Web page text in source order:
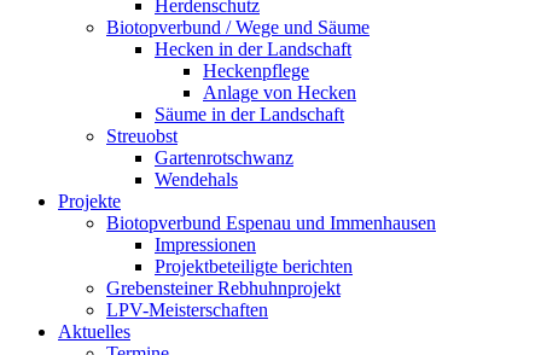
Herdenschutz
Biotopverbund / Wege und Säume
Hecken in der Landschaft
Heckenpflege
Anlage von Hecken
Säume in der Landschaft
Streuobst
Gartenrotschwanz
Wendehals
Projekte
Biotopverbund Espenau und Immenhausen
Impressionen
Projektbeteiligte berichten
Grebensteiner Rebhuhnprojekt
LPV-Meisterschaften
Aktuelles